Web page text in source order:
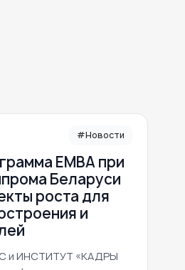
#Новости
ЕМВА при
Беларуси
роста для
и
и ИНСТИТУТ «КАДРЫ